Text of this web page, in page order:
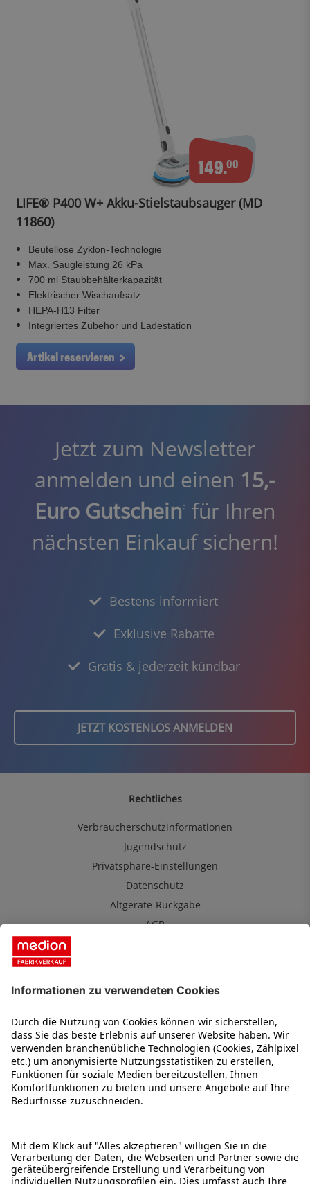
149.00
LIFE® P400 W+ Akku-Stielstaubsauger (MD
11860)
Beutellose Zyklon-Technologie
Max. Saugleistung 26 kPa
700 ml Staubbehälterkapazität
Elektrischer Wischaufsatz
HEPA-H13 Filter
Integriertes Zubehör und Ladestation
Artikel reservieren
Jetzt zum Newsletter
anmelden und einen 15,-
Euro Gutschein2
für Ihren
nächsten Einkauf sichern!
Bestens informiert
Exklusive Rabatte
Gratis & jederzeit kündbar
JETZT KOSTENLOS ANMELDEN
Rechtliches
Verbraucherschutzinformationen
Jugendschutz
Privatsphäre-Einstellungen
Datenschutz
Altgeräte-Rückgabe
AGB
Kontakt
Karriere
Impressum
2 Jahre Garantie
Was ist B-Ware
Reservierung & Abholung